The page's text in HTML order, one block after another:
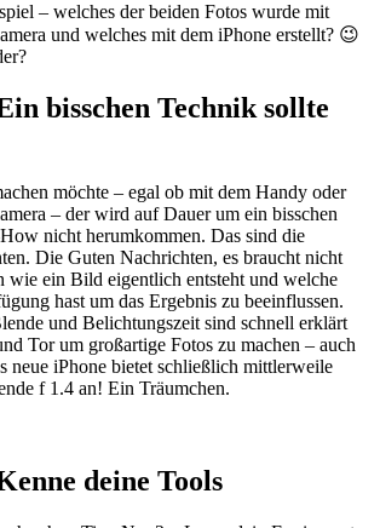
– welches der beiden Fotos wurde mit
und welches mit dem iPhone erstellt? 😉
bisschen Technik sollte
möchte – egal ob mit dem Handy oder
– der wird auf Dauer um ein bisschen
nicht herumkommen. Das sind die
Die Guten Nachrichten, es braucht nicht
wie ein Bild eigentlich entsteht und welche
hast um das Ergebnis zu beeinflussen.
und Belichtungszeit sind schnell erklärt
Tor um großartige Fotos zu machen – auch
neue iPhone bietet schließlich mittlerweile
f 1.4 an! Ein Träumchen.
deine Tools